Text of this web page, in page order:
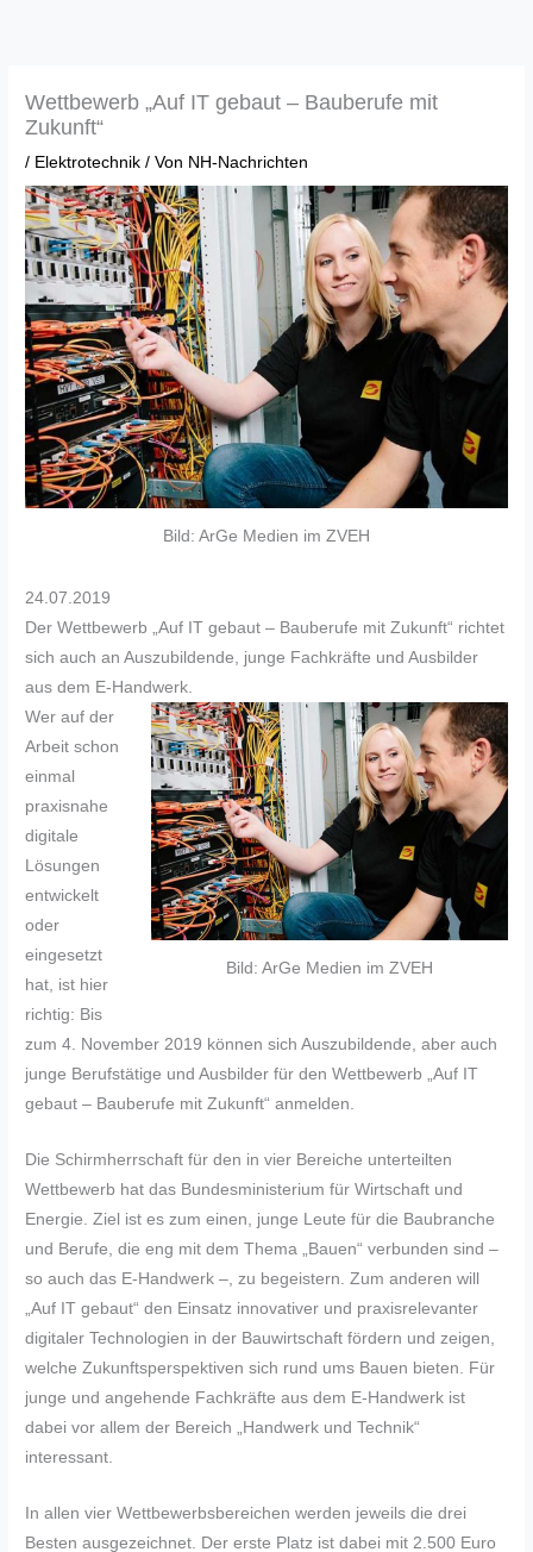
Wettbewerb „Auf IT gebaut – Bauberufe mit
Zukunft“
/ Elektrotechnik / Von NH-Nachrichten
Bild: ArGe Medien im ZVEH
24.07.2019
Der Wettbewerb „Auf IT gebaut – Bauberufe mit Zukunft“ richtet
sich auch an Auszubildende, junge Fachkräfte und Ausbilder
aus dem E-Handwerk.
Bild: ArGe Medien im ZVEH
Wer auf der
Arbeit schon
einmal
praxisnahe
digitale
Lösungen
entwickelt
oder
eingesetzt
hat, ist hier
richtig: Bis
zum 4. November 2019 können sich Auszubildende, aber auch
junge Berufstätige und Ausbilder für den Wettbewerb „Auf IT
gebaut – Bauberufe mit Zukunft“ anmelden.
Die Schirmherrschaft für den in vier Bereiche unterteilten
Wettbewerb hat das Bundesministerium für Wirtschaft und
Energie. Ziel ist es zum einen, junge Leute für die Baubranche
und Berufe, die eng mit dem Thema „Bauen“ verbunden sind –
so auch das E-Handwerk –, zu begeistern. Zum anderen will
„Auf IT gebaut“ den Einsatz innovativer und praxisrelevanter
digitaler Technologien in der Bauwirtschaft fördern und zeigen,
welche Zukunftsperspektiven sich rund ums Bauen bieten. Für
junge und angehende Fachkräfte aus dem E-Handwerk ist
dabei vor allem der Bereich „Handwerk und Technik“
interessant.
In allen vier Wettbewerbsbereichen werden jeweils die drei
Besten ausgezeichnet. Der erste Platz ist dabei mit 2.500 Euro